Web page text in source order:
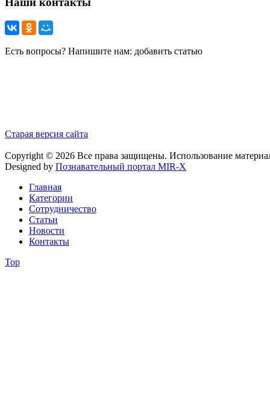
Есть вопросы? Напишите нам: добавить статью
Старая версия сайта
Copyright © 2026 Все права защищены. Использование
Designed by Познавательный портал MIR-X
Главная
Категории
Сотрудничество
Статьи
Новости
Контакты
Top